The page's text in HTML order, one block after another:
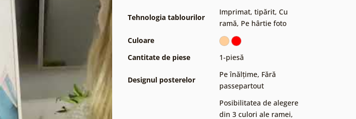
Tehnologia tablourilor
Imprimat, tipărit, Cu
ramă, Pe hârtie foto
Culoare
Cantitate de piese
1-piesă
Designul posterelor
Pe înălțime, Fără
passepartout
Posibilitatea de alegere
din 3 culori ale ramei,